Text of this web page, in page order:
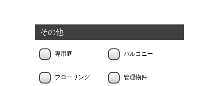
その他
専用庭 バルコニー
フローリング 管理物件